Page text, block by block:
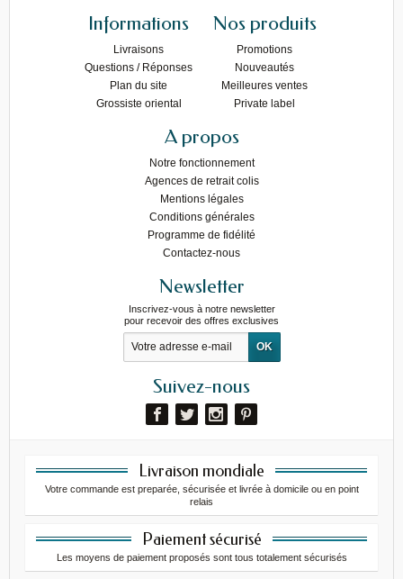
Informations
Livraisons
Questions / Réponses
Plan du site
Grossiste oriental
Nos produits
Promotions
Nouveautés
Meilleures ventes
Private label
A propos
Notre fonctionnement
Agences de retrait colis
Mentions légales
Conditions générales
Programme de fidélité
Contactez-nous
Newsletter
Inscrivez-vous à notre newsletter
pour recevoir des offres exclusives
Suivez-nous
Livraison mondiale
Votre commande est preparée, sécurisée et livrée à domicile ou en point
relais
Paiement sécurisé
Les moyens de paiement proposés sont tous totalement sécurisés